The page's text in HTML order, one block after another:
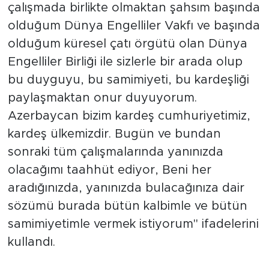
çalışmada birlikte olmaktan şahsım başında
olduğum Dünya Engelliler Vakfı ve başında
olduğum küresel çatı örgütü olan Dünya
Engelliler Birliği ile sizlerle bir arada olup
bu duyguyu, bu samimiyeti, bu kardeşliği
paylaşmaktan onur duyuyorum.
Azerbaycan bizim kardeş cumhuriyetimiz,
kardeş ülkemizdir. Bugün ve bundan
sonraki tüm çalışmalarında yanınızda
olacağımı taahhüt ediyor, Beni her
aradığınızda, yanınızda bulacağınıza dair
sözümü burada bütün kalbimle ve bütün
samimiyetimle vermek istiyorum" ifadelerini
kullandı.